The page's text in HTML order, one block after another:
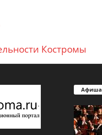
Костромы
Афиша